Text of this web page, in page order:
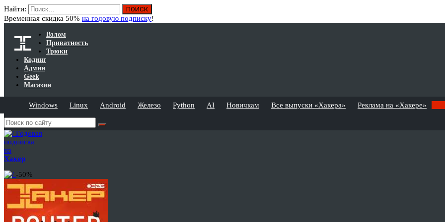
Найти:
Временная скидка 50% на годовую подписку!
Взлом
Приватность
Трюки
Кодинг
Админ
Geek
Магазин
Windows Linux Android Железо Python AI Новичкам Все выпуски «Хакера» Реклама на «Хакере»
Годовая
подписка
на
Хакер
-50%